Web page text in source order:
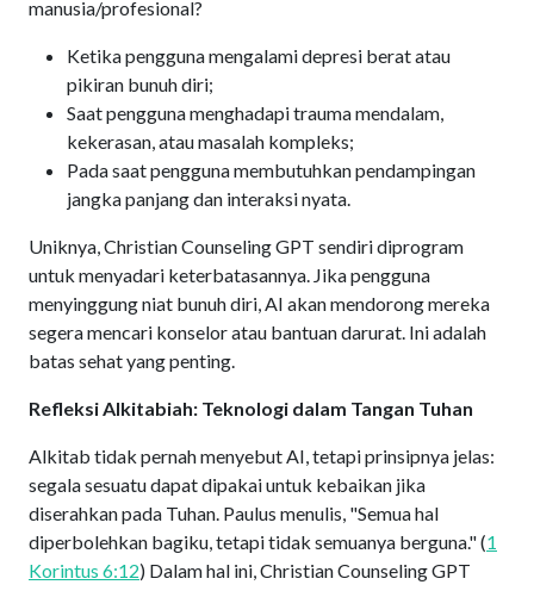
manusia/profesional?
Ketika pengguna mengalami depresi berat atau
pikiran bunuh diri;
Saat pengguna menghadapi trauma mendalam,
kekerasan, atau masalah kompleks;
Pada saat pengguna membutuhkan pendampingan
jangka panjang dan interaksi nyata.
Uniknya, Christian Counseling GPT sendiri diprogram
untuk menyadari keterbatasannya. Jika pengguna
menyinggung niat bunuh diri, AI akan mendorong mereka
segera mencari konselor atau bantuan darurat. Ini adalah
batas sehat yang penting.
Refleksi Alkitabiah: Teknologi dalam Tangan Tuhan
Alkitab tidak pernah menyebut AI, tetapi prinsipnya jelas:
segala sesuatu dapat dipakai untuk kebaikan jika
diserahkan pada Tuhan. Paulus menulis, "Semua hal
diperbolehkan bagiku, tetapi tidak semuanya berguna." (1
Korintus 6:12) Dalam hal ini, Christian Counseling GPT